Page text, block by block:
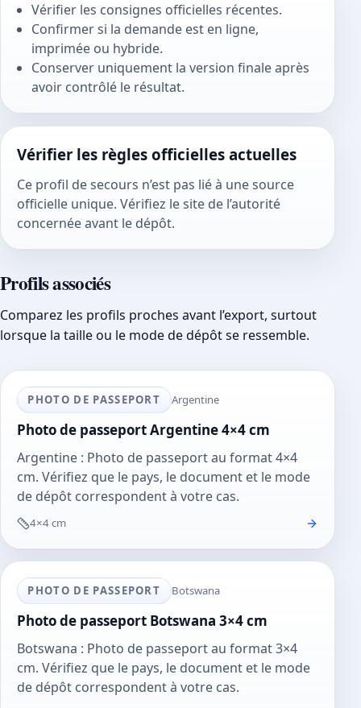
Vérifier les consignes officielles récentes.
Confirmer si la demande est en ligne,
imprimée ou hybride.
Conserver uniquement la version finale après
avoir contrôlé le résultat.
Vérifier les règles officielles actuelles
Ce profil de secours n’est pas lié à une source
officielle unique. Vérifiez le site de l’autorité
concernée avant le dépôt.
Profils associés
Comparez les profils proches avant l’export, surtout
lorsque la taille ou le mode de dépôt se ressemble.
PHOTO DE PASSEPORT Argentine
Photo de passeport Argentine 4×4 cm
Argentine : Photo de passeport au format 4×4
cm. Vérifiez que le pays, le document et le mode
de dépôt correspondent à votre cas.
4×4 cm
PHOTO DE PASSEPORT Botswana
Photo de passeport Botswana 3×4 cm
Botswana : Photo de passeport au format 3×4
cm. Vérifiez que le pays, le document et le mode
de dépôt correspondent à votre cas.